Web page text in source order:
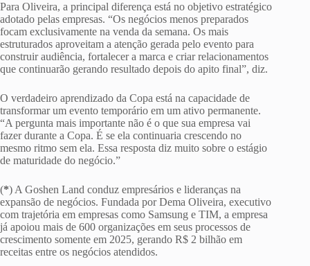
Para Oliveira, a principal diferença está no objetivo estratégico
adotado pelas empresas. “Os negócios menos preparados
focam exclusivamente na venda da semana. Os mais
estruturados aproveitam a atenção gerada pelo evento para
construir audiência, fortalecer a marca e criar relacionamentos
que continuarão gerando resultado depois do apito final”, diz.
O verdadeiro aprendizado da Copa está na capacidade de
transformar um evento temporário em um ativo permanente.
“A pergunta mais importante não é o que sua empresa vai
fazer durante a Copa. É se ela continuaria crescendo no
mesmo ritmo sem ela. Essa resposta diz muito sobre o estágio
de maturidade do negócio.”
(*) A Goshen Land conduz empresários e lideranças na
expansão de negócios. Fundada por Dema Oliveira, executivo
com trajetória em empresas como Samsung e TIM, a empresa
já apoiou mais de 600 organizações em seus processos de
crescimento somente em 2025, gerando R$ 2 bilhão em
receitas entre os negócios atendidos.